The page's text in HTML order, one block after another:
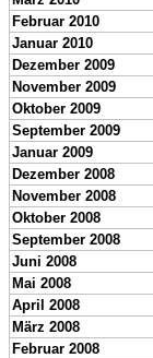
Februar 2010
Januar 2010
Dezember 2009
November 2009
Oktober 2009
September 2009
Januar 2009
Dezember 2008
November 2008
Oktober 2008
September 2008
Juni 2008
Mai 2008
April 2008
März 2008
Februar 2008